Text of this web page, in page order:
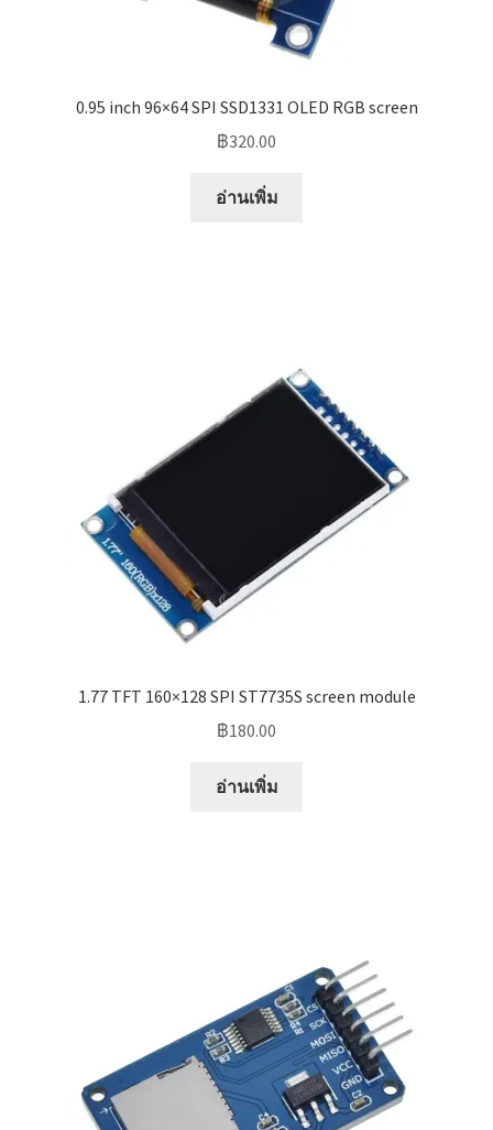
0.95 inch 96×64 SPI SSD1331 OLED RGB screen
฿320.00
อ่านเพิ่ม
1.77 TFT 160×128 SPI ST7735S screen module
฿180.00
อ่านเพิ่ม